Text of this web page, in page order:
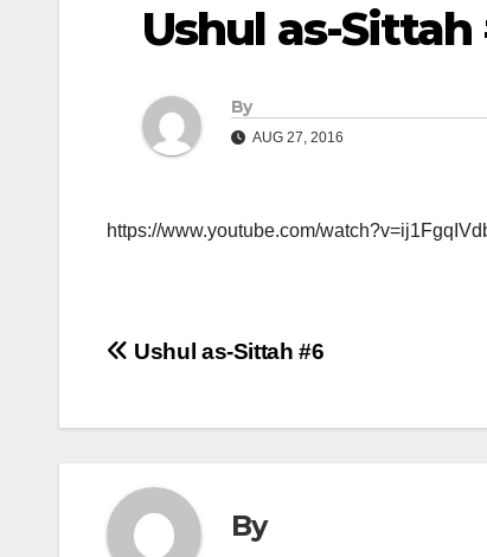
Ushul as-Sittah
By
AUG 27, 2016
https://www.youtube.com/
Post
Ushul as-Sittah #6
By